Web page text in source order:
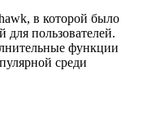
в которой было
для пользователей.
функции
среди